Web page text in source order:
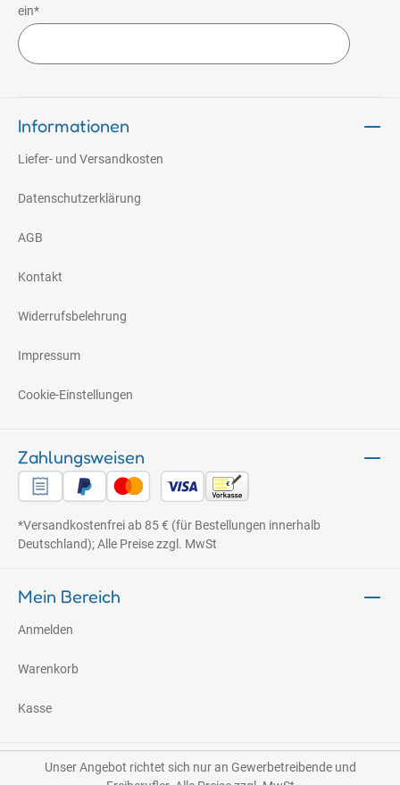
ein*
Informationen
Liefer- und Versandkosten
Datenschutzerklärung
AGB
Kontakt
Widerrufsbelehrung
Impressum
Cookie-Einstellungen
Zahlungsweisen
*Versandkostenfrei ab 85 € (für Bestellungen innerhalb
Deutschland); Alle Preise zzgl. MwSt
Mein Bereich
Anmelden
Warenkorb
Kasse
Unser Angebot richtet sich nur an Gewerbetreibende und